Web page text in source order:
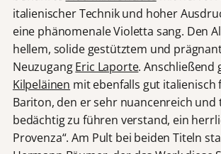
italienischer Technik und hoher
eine phänomenale Violetta sang. Den
hellem, solide gestütztem und
NeuzugangEric Laporte. Anschließend
Kilpeläinen mit ebenfalls gut italienisch
Bariton, den er sehr nuancenreich und
bedächtig zu führen verstand, ein
Provenza“. Am Pult bei beiden Titeln